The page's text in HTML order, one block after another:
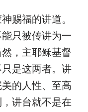
赐福的讲道。
只被传讲为一
，主耶稣基督
是这两者。讲
的人性、至高
讲台就不是在